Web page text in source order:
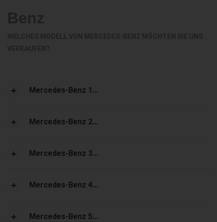
Mercedes-Benz 1...
Mercedes-Benz 2...
Mercedes-Benz 3...
Mercedes-Benz 4...
Mercedes-Benz 5...